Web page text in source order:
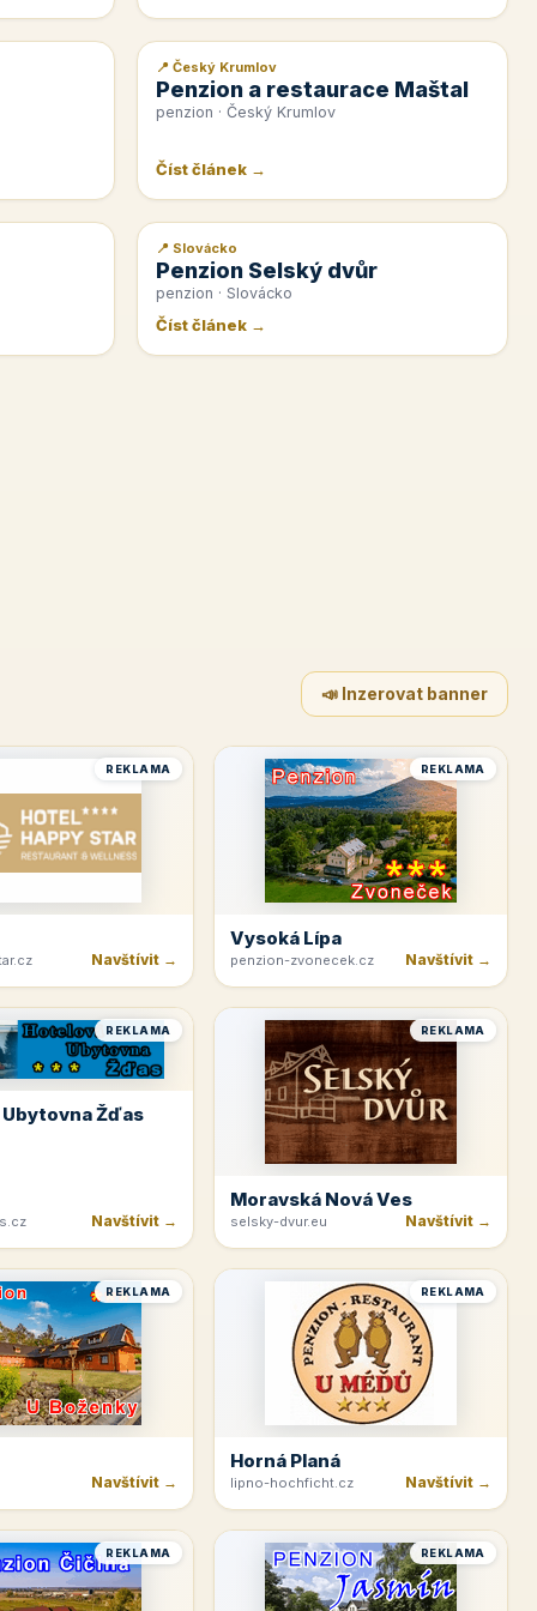
📰 PR článek
📍 Český Krumlov
Penzion a restaurace Maštal
penzion · Český Krumlov
Číst článek →
📰 PR článek
📍 Slovácko
Penzion Selský dvůr
penzion · Slovácko
Číst článek →
📣 Inzerovat banner
REKLAMA
Navštívit →
REKLAMA
Vysoká Lípa
penzion-zvonecek.cz Navštívit →
REKLAMA
Žďas
Navštívit →
REKLAMA
Moravská Nová Ves
selsky-dvur.eu Navštívit →
REKLAMA
Navštívit →
REKLAMA
Horná Planá
lipno-hochficht.cz Navštívit →
REKLAMA REKLAMA